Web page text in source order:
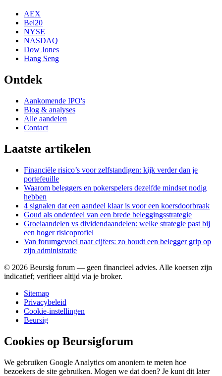
AEX
Bel20
NYSE
NASDAQ
Dow Jones
Hang Seng
Ontdek
Aankomende IPO's
Blog & analyses
Alle aandelen
Contact
Laatste artikelen
Financiële risico’s voor zelfstandigen: kijk verder dan je
portefeuille
Waarom beleggers en pokerspelers dezelfde mindset nodig
hebben
4 signalen dat een aandeel klaar is voor een koersdoorbraak
Goud als onderdeel van een brede beleggingsstrategie
Groeiaandelen vs dividendaandelen: welke strategie past bij
een hoger risicoprofiel
Van forumgevoel naar cijfers: zo houdt een belegger grip op
zijn administratie
© 2026 Beursig forum — geen financieel advies. Alle koersen zijn
indicatief; verifieer altijd via je broker.
Sitemap
Privacybeleid
Cookie-instellingen
Beursig
Cookies op Beursigforum
We gebruiken Google Analytics om anoniem te meten hoe
bezoekers de site gebruiken. Mogen we dat doen? Je kunt dit later